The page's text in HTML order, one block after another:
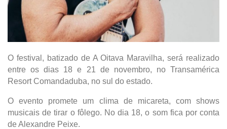
O festival, batizado de A Oitava Maravilha, será realizado
entre os dias 18 e 21 de novembro, no Transamérica
Resort Comandaduba, no sul do estado.
O evento promete um clima de micareta, com shows
musicais de tirar o fôlego. No dia 18, o som fica por conta
de Alexandre Peixe.